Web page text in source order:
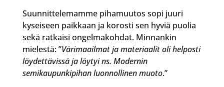
Suunnittelemamme pihamuutos sopi juuri
kyseiseen paikkaan ja korosti sen hyviä puolia
sekä ratkaisi ongelmakohdat. Minnankin
mielestä: ”Värimaailmat ja materiaalit oli helposti
löydettävissä ja löytyi ns. Modernin
semikaupunkipihan luonnollinen muoto.”